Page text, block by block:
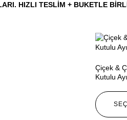
HIZLI TESLIM + BUKETLE
Çiçek &
Kutulu